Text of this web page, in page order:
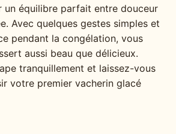
un équilibre parfait entre douceur
Avec quelques gestes simples et
pendant la congélation, vous
aussi beau que délicieux.
tranquillement et laissez-vous
votre premier vacherin glacé